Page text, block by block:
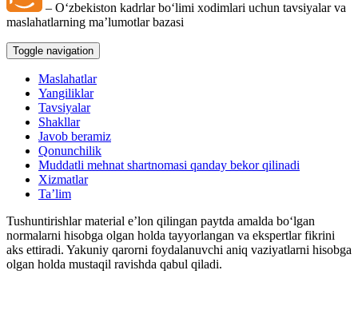
– Oʻzbekiston kadrlar boʻlimi хodimlari uchun tavsiyalar va
maslahatlarning ma’lumotlar bazasi
Toggle navigation
Maslahatlar
Yangiliklar
Tavsiyalar
Shakllar
Javob beramiz
Qonunchilik
Muddatli mehnat shartnomasi qanday bekor qilinadi
Xizmatlar
Ta’lim
Tushuntirishlar material e’lon qilingan paytda amalda boʻlgan
normalarni hisobga olgan holda tayyorlangan va ekspertlar fikrini
aks ettiradi. Yakuniy qarorni foydalanuvchi aniq vaziyatlarni hisobga
olgan holda mustaqil ravishda qabul qiladi.